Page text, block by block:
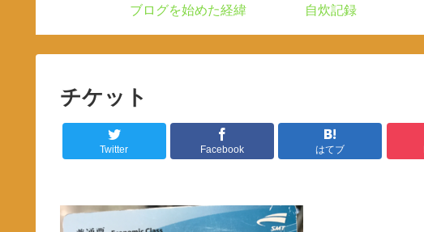
ブログを始めた経緯 自炊記録
チケット
Twitter Facebook はてブ